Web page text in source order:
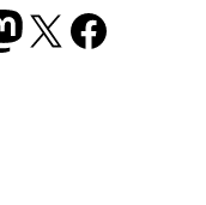
uns auf Mastodon
X Folgt uns auf